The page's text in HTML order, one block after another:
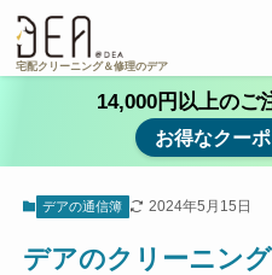
宅配クリーニング＆修理のデア
14,000円以上のご
お得なクー
デアの通信簿 2024年5月15日
デアのクリーニン